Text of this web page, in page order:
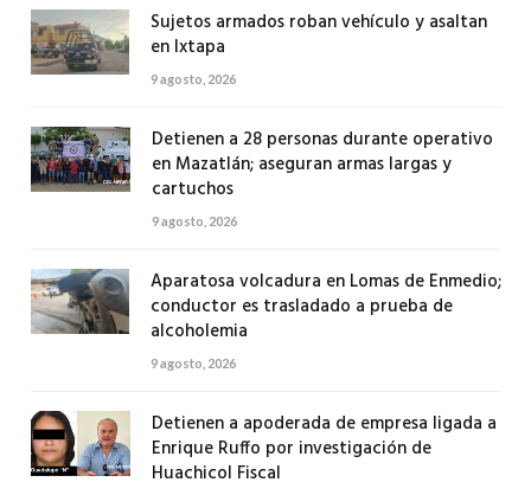
Sujetos armados roban vehículo y asaltan
en Ixtapa
9 agosto, 2026
Detienen a 28 personas durante operativo
en Mazatlán; aseguran armas largas y
cartuchos
9 agosto, 2026
Aparatosa volcadura en Lomas de Enmedio;
conductor es trasladado a prueba de
alcoholemia
9 agosto, 2026
Detienen a apoderada de empresa ligada a
Enrique Ruffo por investigación de
Huachicol Fiscal